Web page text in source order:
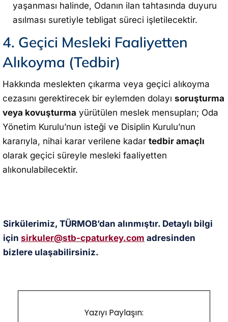
yaşanması halinde, Odanın ilan tahtasında duyuru
asılması suretiyle tebligat süreci işletilecektir.
4. Geçici Mesleki Faaliyetten
Alıkoyma (Tedbir)
Hakkında meslekten çıkarma veya geçici alıkoyma
cezasını gerektirecek bir eylemden dolayı soruşturma
veya kovuşturma yürütülen meslek mensupları; Oda
Yönetim Kurulu’nun isteği ve Disiplin Kurulu’nun
kararıyla, nihai karar verilene kadar tedbir amaçlı
olarak geçici süreyle mesleki faaliyetten
alıkonulabilecektir.
Sirkülerimiz, TÜRMOB’dan alınmıştır. Detaylı bilgi
için sirkuler@stb-cpaturkey.com adresinden
bizlere ulaşabilirsiniz.
Yazıyı Paylaşın: